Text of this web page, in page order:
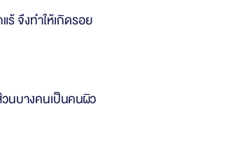
ร้ จึงทำให้เกิดรอย
นบางคนเป็นคนผิว